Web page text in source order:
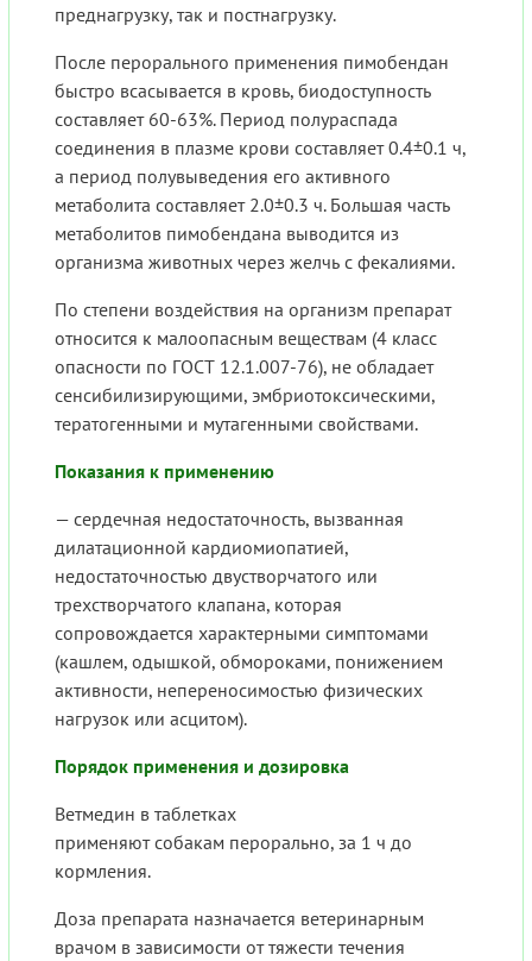
преднагрузку, так и постнагрузку.
После перорального применения пимобендан
быстро всасывается в кровь, биодоступность
составляет 60-63%. Период полураспада
соединения в плазме крови составляет 0.4±0.1 ч,
а период полувыведения его активного
метаболита составляет 2.0±0.3 ч. Большая часть
метаболитов пимобендана выводится из
организма животных через желчь с фекалиями.
По степени воздействия на организм препарат
относится к малоопасным веществам (4 класс
опасности по ГОСТ 12.1.007-76), не обладает
сенсибилизирующими, эмбриотоксическими,
тератогенными и мутагенными свойствами.
Показания к применению
— сердечная недостаточность, вызванная
дилатационной кардиомиопатией,
недостаточностью двустворчатого или
трехстворчатого клапана, которая
сопровождается характерными симптомами
(кашлем, одышкой, обмороками, понижением
активности, непереносимостью физических
нагрузок или асцитом).
Порядок применения и дозировка
Ветмедин в таблетках
применяют собакам перорально, за 1 ч до
кормления.
Доза препарата назначается ветеринарным
врачом в зависимости от тяжести течения